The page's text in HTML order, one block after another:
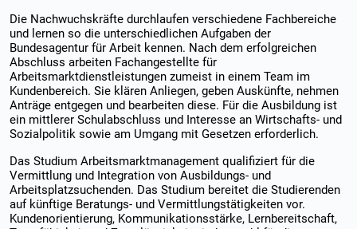
Die Nachwuchskräfte durchlaufen verschiedene Fachbereiche
und lernen so die unterschiedlichen Aufgaben der
Bundesagentur für Arbeit kennen. Nach dem erfolgreichen
Abschluss arbeiten Fachangestellte für
Arbeitsmarktdienstleistungen zumeist in einem Team im
Kundenbereich. Sie klären Anliegen, geben Auskünfte, nehmen
Anträge entgegen und bearbeiten diese. Für die Ausbildung ist
ein mittlerer Schulabschluss und Interesse an Wirtschafts- und
Sozialpolitik sowie am Umgang mit Gesetzen erforderlich.
Das Studium Arbeitsmarktmanagement qualifiziert für die
Vermittlung und Integration von Ausbildungs- und
Arbeitsplatzsuchenden. Das Studium bereitet die Studierenden
auf künftige Beratungs- und Vermittlungstätigkeiten vor.
Kundenorientierung, Kommunikationsstärke, Lernbereitschaft,